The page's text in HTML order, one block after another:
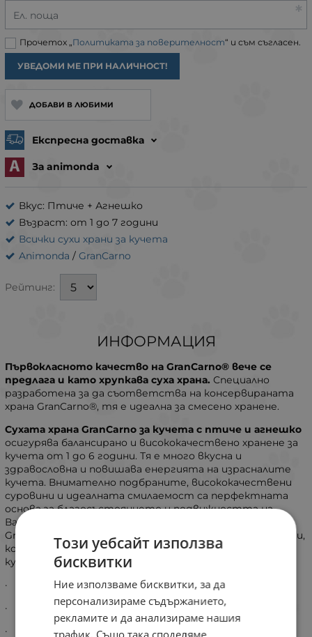
Ел. поща
Прочетох „ Политиката за поверителност“ и съм съгласен.
УВЕДОМИ МЕ ПРИ НАЛИЧНОСТ!
ДОБАВИ В ЛЮБИМИ
Експресна доставка
За animonda
Вкус: Птиче + Агнешко
Възраст: от 1 до 7 години
Всички сухи храни за кучета
Animonda / GranCarno
Рейтинг:
ИНФОРМАЦИЯ
Първокласното качество на GranCarno® вече се
предлага и като хрупкава суха храна. Специално
разработена за да съответства на консервираната
храна GranCarno®, тя е идеална за смесено хранене.
Сухата храна GranCarno за кучета с птиче и агнешко
осигурява балансирано и висококачествено хранене за
кучета от 1 до 6 години. Тя е много вкусна и
здравословна и повишава енергията на израсналите
кучета. Внимателно подбраните, висококачествени
суровини и идеалната смилаемост са перфектната
основа за благосъстоянието и подвижността на
Вашето куче. Както при всички продукти на
GranCarno®, зърнените храни са съзнателно избегнати,
което ги прави подходящи дори за чувствителни
кучета.
· Богата на прясно птиче месо
· Високо съдържание на животински протеин
· Рециклируема опаковка
Този уебсайт използва
бисквитки
Ние използваме бисквитки, за да
персонализираме съдържанието,
рекламите и да анализираме нашия
трафик. Също така споделяме